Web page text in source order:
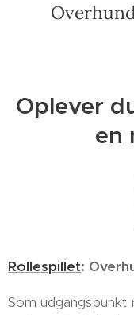
Oplever
en
Rollespillet:
Som